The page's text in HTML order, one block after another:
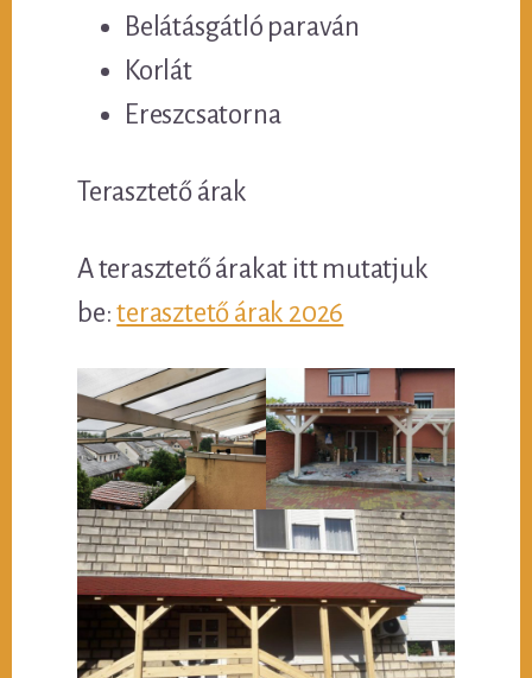
Belátásgátló paraván
Korlát
Ereszcsatorna
Terasztető árak
A terasztető árakat itt mutatjuk
be:terasztető árak 2026